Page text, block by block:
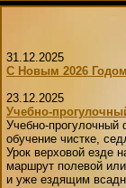
31.12.2025
С Новым 2026
23.12.2025
Учебно-
Учебно-
обучение чистке,
Урок верховой езде
маршрут полевой
и уже ездящим